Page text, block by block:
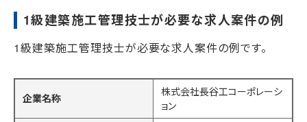
1級建築施工管理技士が必要な求人案件の例
1級建築施工管理技士が必要な求人案件の例です。
企業名称
株式会社長谷工コーポレーシ
ョン